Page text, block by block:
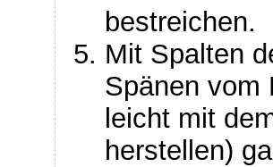
bestreichen.
Mit Spalten
Spänen vom
leicht mit
herstellen)